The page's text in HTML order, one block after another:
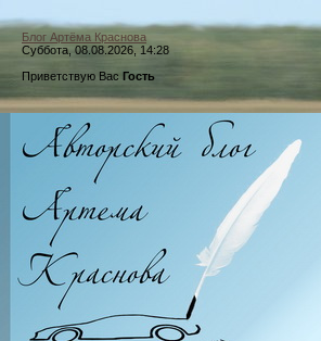
Блог Артёма Краснова
Суббота, 08.08.2026, 14:28
Приветствую Вас Гость